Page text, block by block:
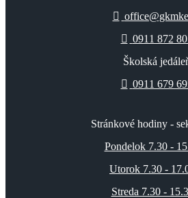
0911 872
Školská
0911 679
Stránkové hodiny -
Pondelok 7.30 -
Utorok 7.30 -
Streda 7.30 -